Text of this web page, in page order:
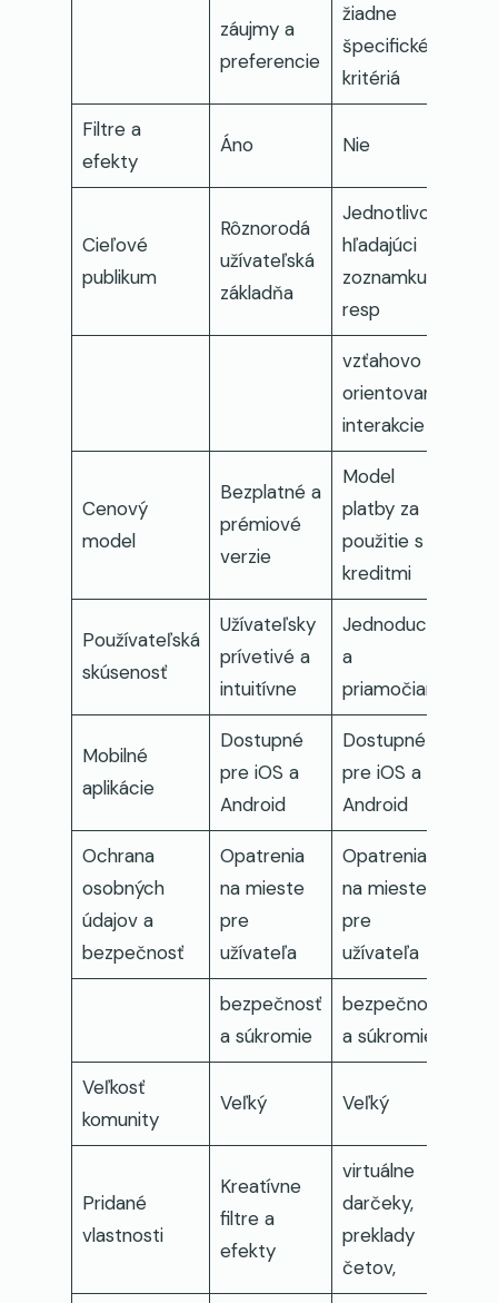
záujmy a
preferencie
žiadne
špecifické
kritériá
Filtre a
efekty
Áno Nie
Cieľové
publikum
Rôznorodá
užívateľská
základňa
Jednotlivci
hľadajúci
zoznamku
resp
vzťahovo
orientované
interakcie
Cenový
model
Bezplatné a
prémiové
verzie
Model
platby za
použitie s
kreditmi
Používateľská
skúsenosť
Užívateľsky
prívetivé a
intuitívne
Jednoduché
a
priamočiare
Mobilné
aplikácie
Dostupné
pre iOS a
Android
Dostupné
pre iOS a
Android
Ochrana
osobných
údajov a
bezpečnosť
Opatrenia
na mieste
pre
užívateľa
Opatrenia
na mieste
pre
užívateľa
bezpečnosť
a súkromie
bezpečnosť
a súkromie
Veľkosť
komunity
Veľký Veľký
Pridané
vlastnosti
Kreatívne
filtre a
efekty
virtuálne
darčeky,
preklady
četov,